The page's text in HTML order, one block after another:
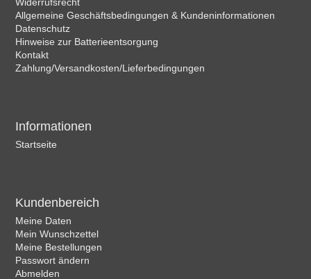
Allgemeine Geschäftsbedingungen & Kundeninformationen
Datenschutz
Hinweise zur Batterieentsorgung
Kontakt
Zahlung/Versandkosten/Lieferbedingungen
Informationen
Startseite
Kundenbereich
Meine Daten
Mein Wunschzettel
Meine Bestellungen
Passwort ändern
Abmelden